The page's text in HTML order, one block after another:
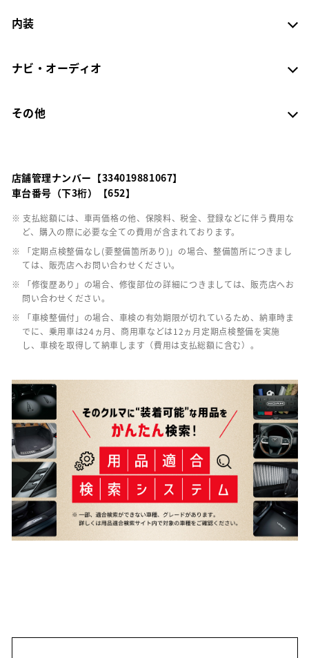
内装
ナビ・オーディオ
その他
店舗管理ナンバー【334019881067】
車台番号（下3桁）【652】
※ 支払総額には、車両価格の他、保険料、税金、登録などに伴う費用な
ど、購入の際に必要な全ての費用が含まれております。
※ 「定期点検整備なし(要整備箇所あり)」の場合、整備箇所につきまし
ては、販売店へお問い合わせください。
※ 「修復歴あり」の場合、修復部位の詳細につきましては、販売店へお
問い合わせください。
※ 「車検整備付」の場合、車検の有効期限が切れているため、納車時ま
でに、乗用車は24ヵ月、商用車などは12ヵ月定期点検整備を実施
し、車検を取得して納車します（費用は支払総額に含む）。